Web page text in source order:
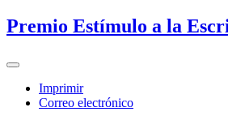
Premio Estímulo a la
Imprimir
Correo electrónico